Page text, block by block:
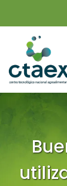
CTAEX
RESEARCH
SERVICES